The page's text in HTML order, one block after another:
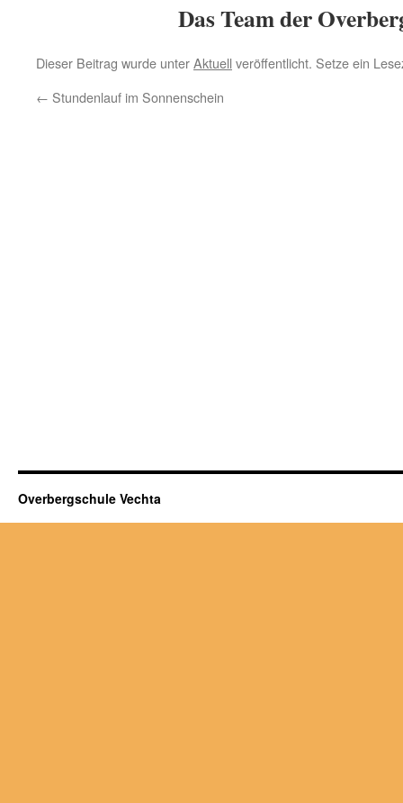
Das Team der
Dieser Beitrag wurde unterAktuell veröffentlicht. Setze ein
← Stundenlauf im Sonnenschein
Overbergschule Vechta